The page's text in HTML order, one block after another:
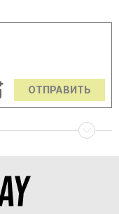
ОТПРАВИТЬ